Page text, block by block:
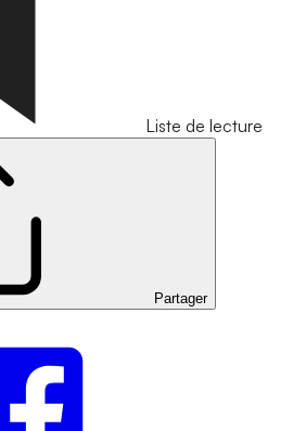
Liste de lecture
Partager